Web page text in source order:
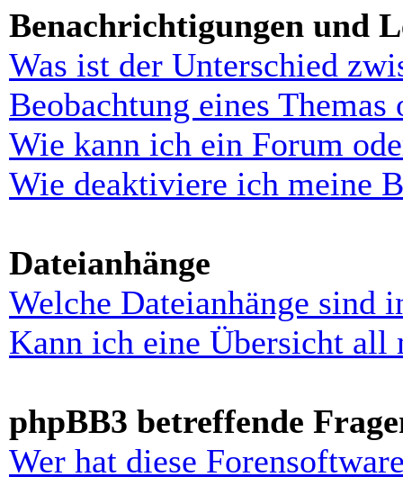
Benachrichtigungen und
Was ist der Unterschied
Beobachtung eines Themas
Wie kann ich ein Forum
Wie deaktiviere ich meine
Dateianhänge
Welche Dateianhänge sind
Kann ich eine Übersicht all
phpBB3 betreffende
Wer hat diese